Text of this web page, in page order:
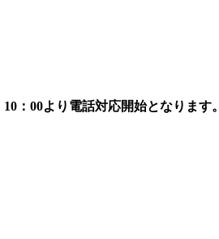
：00より電話対応開始となります。